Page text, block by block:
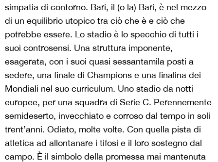
simpatia di contorno. Bari, il (o la) Bari, è nel mezzo
di un equilibrio utopico tra ciò che è e ciò che
potrebbe essere. Lo stadio è lo specchio di tutti i
suoi controsensi. Una struttura imponente,
esagerata, con i suoi quasi sessantamila posti a
sedere, una finale di Champions e una finalina dei
Mondiali nel suo curriculum. Uno stadio da notti
europee, per una squadra di Serie C. Perennemente
semideserto, invecchiato e corroso dal tempo in soli
trent’anni. Odiato, molte volte. Con quella pista di
atletica ad allontanare i tifosi e il loro sostegno dal
campo. È il simbolo della promessa mai mantenuta